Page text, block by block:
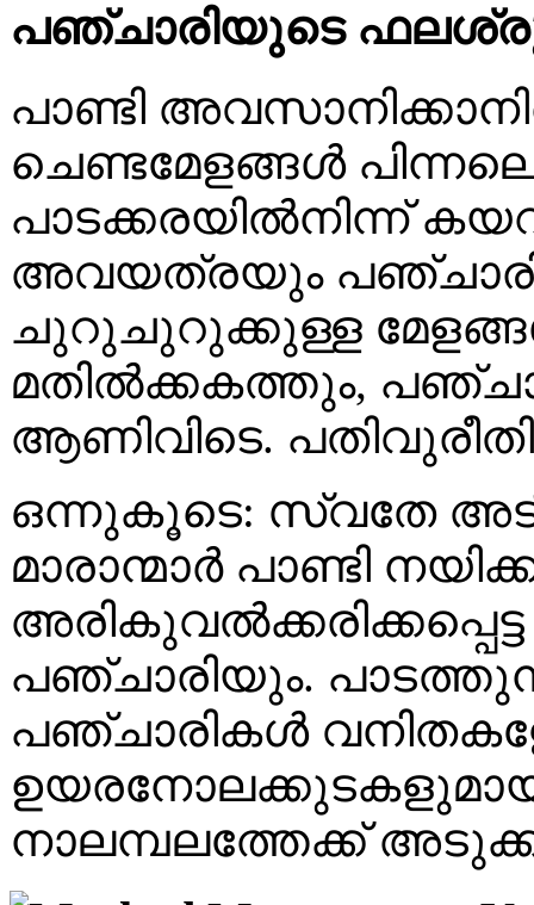
പഞ്ചാരിയുടെ
പാണ്ടി
ചെണ്ടമേളങ്ങൾ
പാടക്കരയിൽനിന്ന്
അവയത്രയും
ചുറുചുറുക്കുള്ള
മതിൽക്കകത്തും,
ആണിവിടെ.
ഒന്നുകൂടെ: സ്വതേ
മാരാന്മാർ പാണ്ടി
പഞ്ചാരിയും.
പഞ്ചാരികൾ
നാലമ്പലത്തേക്ക്